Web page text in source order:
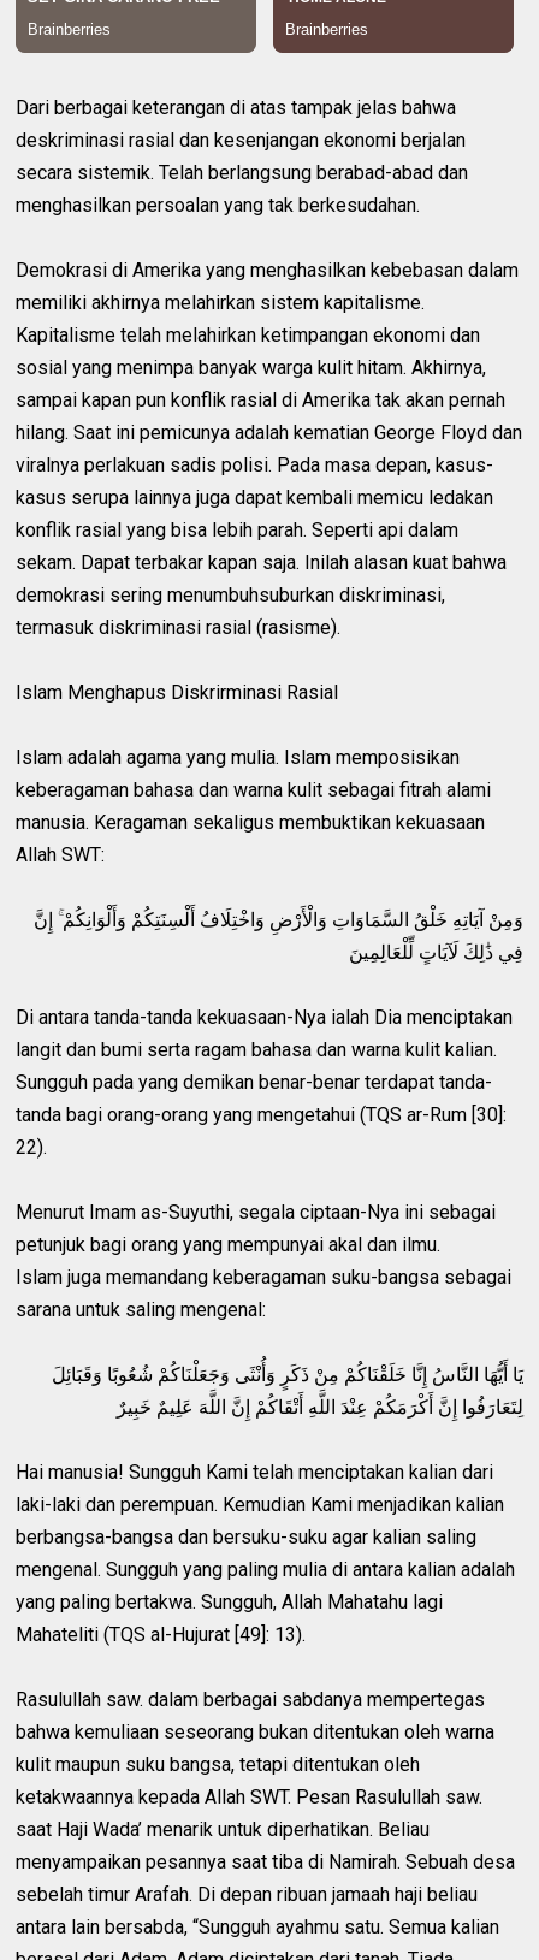
Dari berbagai keterangan di atas tampak jelas bahwa
deskriminasi rasial dan kesenjangan ekonomi berjalan
secara sistemik. Telah berlangsung berabad-abad dan
menghasilkan persoalan yang tak berkesudahan.
Demokrasi di Amerika yang menghasilkan kebebasan dalam
memiliki akhirnya melahirkan sistem kapitalisme.
Kapitalisme telah melahirkan ketimpangan ekonomi dan
sosial yang menimpa banyak warga kulit hitam. Akhirnya,
sampai kapan pun konflik rasial di Amerika tak akan pernah
hilang. Saat ini pemicunya adalah kematian George Floyd dan
viralnya perlakuan sadis polisi. Pada masa depan, kasus-
kasus serupa lainnya juga dapat kembali memicu ledakan
konflik rasial yang bisa lebih parah. Seperti api dalam
sekam. Dapat terbakar kapan saja. Inilah alasan kuat bahwa
demokrasi sering menumbuhsuburkan diskriminasi,
termasuk diskriminasi rasial (rasisme).
Islam Menghapus Diskrirminasi Rasial
Islam adalah agama yang mulia. Islam memposisikan
keberagaman bahasa dan warna kulit sebagai fitrah alami
manusia. Keragaman sekaligus membuktikan kekuasaan
Allah SWT:
وَمِنْ آيَاتِهِ خَلْقُ السَّمَاوَاتِ وَالْأَرْضِ وَاخْتِلَافُ أَلْسِنَتِكُمْ وَأَلْوَانِكُمْ ۚ إِنَّ
فِي ذَٰلِكَ لَآيَاتٍ لِّلْعَالِمِينَ
Di antara tanda-tanda kekuasaan-Nya ialah Dia menciptakan
langit dan bumi serta ragam bahasa dan warna kulit kalian.
Sungguh pada yang demikan benar-benar terdapat tanda-
tanda bagi orang-orang yang mengetahui (TQS ar-Rum [30]:
22).
Menurut Imam as-Suyuthi, segala ciptaan-Nya ini sebagai
petunjuk bagi orang yang mempunyai akal dan ilmu.
Islam juga memandang keberagaman suku-bangsa sebagai
sarana untuk saling mengenal:
يَا أَيُّهَا النَّاسُ إِنَّا خَلَقْنَاكُمْ مِنْ ذَكَرٍ وَأُنْثَى وَجَعَلْنَاكُمْ شُعُوبًا وَقَبَائِلَ
لِتَعَارَفُوا إِنَّ أَكْرَمَكُمْ عِنْدَ اللَّهِ أَتْقَاكُمْ إِنَّ اللَّهَ عَلِيمٌ خَبِيرٌ
Hai manusia! Sungguh Kami telah menciptakan kalian dari
laki-laki dan perempuan. Kemudian Kami menjadikan kalian
berbangsa-bangsa dan bersuku-suku agar kalian saling
mengenal. Sungguh yang paling mulia di antara kalian adalah
yang paling bertakwa. Sungguh, Allah Mahatahu lagi
Mahateliti (TQS al-Hujurat [49]: 13).
Rasulullah saw. dalam berbagai sabdanya mempertegas
bahwa kemuliaan seseorang bukan ditentukan oleh warna
kulit maupun suku bangsa, tetapi ditentukan oleh
ketakwaannya kepada Allah SWT. Pesan Rasulullah saw.
saat Haji Wada’ menarik untuk diperhatikan. Beliau
menyampaikan pesannya saat tiba di Namirah. Sebuah desa
sebelah timur Arafah. Di depan ribuan jamaah haji beliau
antara lain bersabda, “Sungguh ayahmu satu. Semua kalian